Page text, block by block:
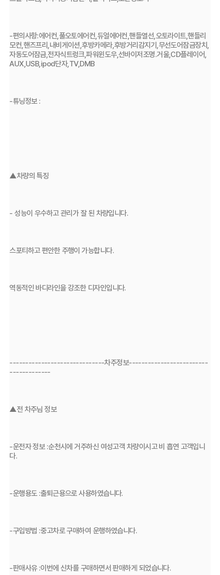
-편의사항:에어컨,풀오토에어컨,듀얼에어컨,핸들열선,오토라이트,핸들리
모컨,핸즈프리,내비게이션,후방카메라,후방거리감지기,무선도어잠금장치,
자동도어잠금,전자식트렁크,파워윈도우,선바이저조명.거울,CD플레이어,
AUX,USB,ipod단자,TV,DMB
-튜닝정보 :
▲차량의 특징
- 성능이 우수하고 관리가 잘 된 차량입니다.
스포티하고 편안한 주행이 가능합니다.
역동적인 바디라인을 강조한 디자인입니다.
------------------------------차주정보-------------------------
-------------
▲전 차주님 정보
-운전자 정보 :순천시에 거주하신 여성고객 차량이시고 비 흡연 고객입니
다.
-운행용도 :출퇴근용으로 사용하였습니다.
-구입방법 :중고차로 구매하여 운행하였습니다.
-판매사유 :이번에 신차를 구매하면서 판매하게 되었습니다.